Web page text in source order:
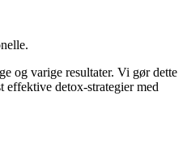
og varige resultater. Vi gør dette
effektive detox-strategier med